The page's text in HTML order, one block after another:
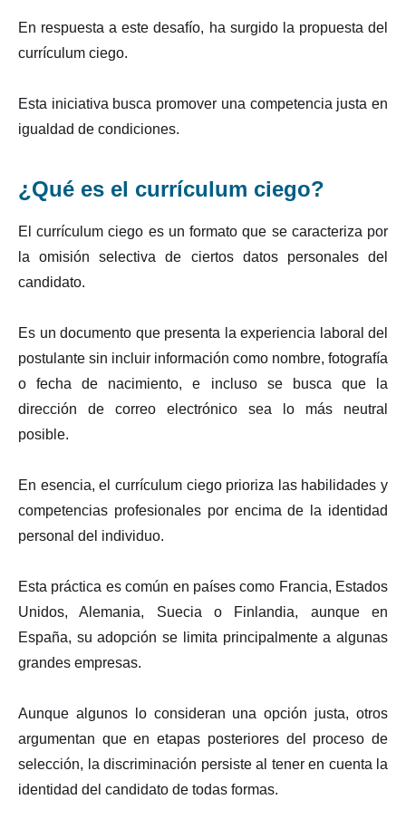
En respuesta a este desafío, ha surgido la propuesta del
currículum ciego.
Esta iniciativa busca promover una competencia justa en
igualdad de condiciones.
¿Qué es el currículum ciego?
El currículum ciego es un formato que se caracteriza por
la omisión selectiva de ciertos datos personales del
candidato.
Es un documento que presenta la experiencia laboral del
postulante sin incluir información como nombre, fotografía
o fecha de nacimiento, e incluso se busca que la
dirección de correo electrónico sea lo más neutral
posible.
En esencia, el currículum ciego prioriza las habilidades y
competencias profesionales por encima de la identidad
personal del individuo.
Esta práctica es común en países como Francia, Estados
Unidos, Alemania, Suecia o Finlandia, aunque en
España, su adopción se limita principalmente a algunas
grandes empresas.
Aunque algunos lo consideran una opción justa, otros
argumentan que en etapas posteriores del proceso de
selección, la discriminación persiste al tener en cuenta la
identidad del candidato de todas formas.